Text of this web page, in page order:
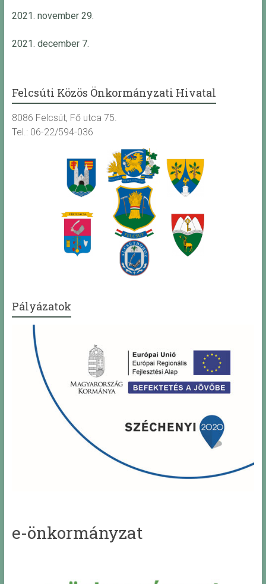
2021. november 29.
2021. december 7.
Felcsúti Közös Önkormányzati Hivatal
8086 Felcsút, Fő utca 75.
Tel.: 06-22/594-036
Pályázatok
e-önkormányzat